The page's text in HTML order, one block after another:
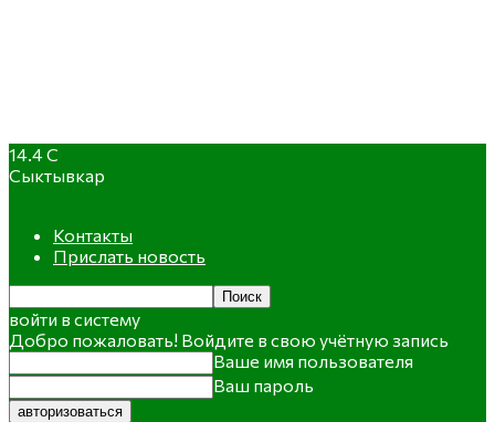
14.4C
Сыктывкар
Контакты
Прислать новость
войти в систему
Добро пожаловать! Войдите в свою учётную запись
Ваше имя пользователя
Ваш пароль